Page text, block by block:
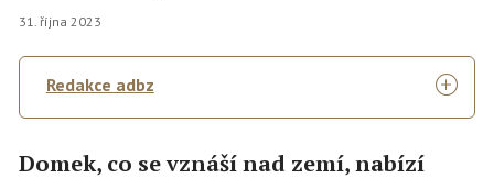
31. října 2023
Redakce adbz
Domek, co se vznáší nad zemí, nabízí